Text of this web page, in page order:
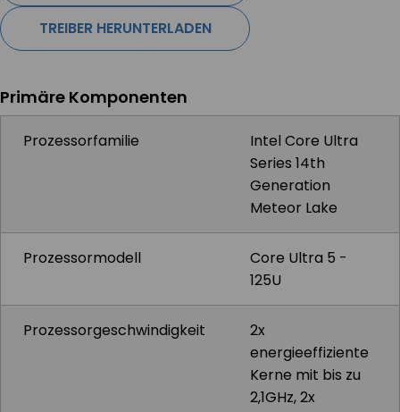
TREIBER HERUNTERLADEN
Primäre Komponenten
Prozessorfamilie
Intel Core Ultra
Series 14th
Generation
Meteor Lake
Prozessormodell
Core Ultra 5 -
125U
Prozessorgeschwindigkeit
2x
energieeffiziente
Kerne mit bis zu
2,1GHz, 2x